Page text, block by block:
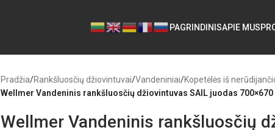
PAGRINDINISAPIE MUS
Pradžia/Rankšluosčių džiovintuvai/Vandeniniai/Kopetėlės iš
Wellmer Vandeninis rankšluosčių džiovintuvas SAIL juodas
Wellmer Vandeninis rankšluosčių